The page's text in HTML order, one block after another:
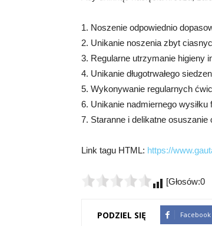
1. Noszenie odpowiednio
2. Unikanie noszenia zbyt
3. Regularne utrzymanie higieny
4. Unikanie długotrwałego
5. Wykonywanie regularnych
6. Unikanie nadmiernego
7. Staranne i delikatne
Link tagu HTML: https://
[Głosów:0
PODZIEL SIĘ Facebook